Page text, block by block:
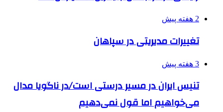
2 هفته پیش
تغییرات مدیریتی در سپاهان
3 هفته پیش
تنیس ایران در مسیر درستی است/در ناگویا مدال
می‌خواهیم اما قول نمی‌دهیم